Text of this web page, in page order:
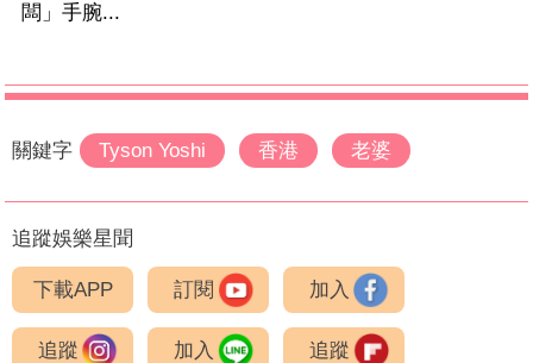
闆」手腕...
關鍵字 Tyson Yoshi 香港 老婆
追蹤娛樂星聞
下載APP 訂閱 加入
追蹤 加入 追蹤